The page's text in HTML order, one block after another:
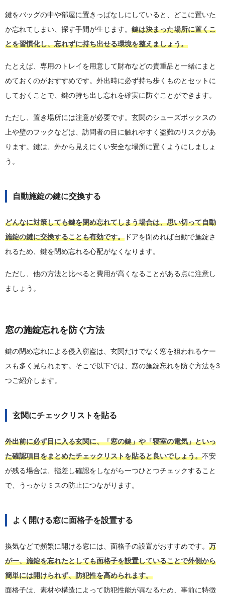
鍵をバッグの中や部屋に置きっぱなしにしていると、どこに置いた
か忘れてしまい、探す手間が生じます。 鍵は決まった場所に置くこ
とを習慣化し、忘れずに持ち出せる環境を整えましょう。
たとえば、専用のトレイを用意して財布などの貴重品と一緒にまと
めておくのがおすすめです。外出時に必ず持ち歩くものとセットに
しておくことで、鍵の持ち出し忘れを確実に防ぐことができます。
ただし、置き場所には注意が必要です。玄関のシューズボックスの
上や壁のフックなどは、訪問者の目に触れやすく盗難のリスクがあ
ります。鍵は、外から見えにくい安全な場所に置くようにしましょ
う。
自動施錠の鍵に交換する
どんなに対策しても鍵を閉め忘れてしまう場合は、思い切って自動
施錠の鍵に交換することも有効です。 ドアを閉めれば自動で施錠さ
れるため、鍵を閉め忘れる心配がなくなります。
ただし、他の方法と比べると費用が高くなることがある点に注意し
ましょう。
窓の施錠忘れを防ぐ方法
鍵の閉め忘れによる侵入窃盗は、玄関だけでなく窓を狙われるケー
スも多く見られます。そこで以下では、窓の施錠忘れを防ぐ方法を3
つご紹介します。
玄関にチェックリストを貼る
外出前に必ず目に入る玄関に、「窓の鍵」や「寝室の電気」といっ
た確認項目をまとめたチェックリストを貼ると良いでしょう。不安
が残る場合は、指差し確認をしながら一つひとつチェックすること
で、うっかりミスの防止につながります。
よく開ける窓に面格子を設置する
換気などで頻繁に開ける窓には、面格子の設置がおすすめです。 万
が一、施錠を忘れたとしても面格子を設置していることで外側から
簡単には開けられず、防犯性を高められます。
面格子は、素材や構造によって防犯性能が異なるため、事前に特徴